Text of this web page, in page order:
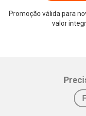
Promoção válida para
valor
Whatsapp